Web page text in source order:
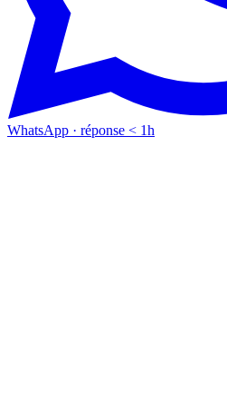
WhatsApp · réponse < 1h